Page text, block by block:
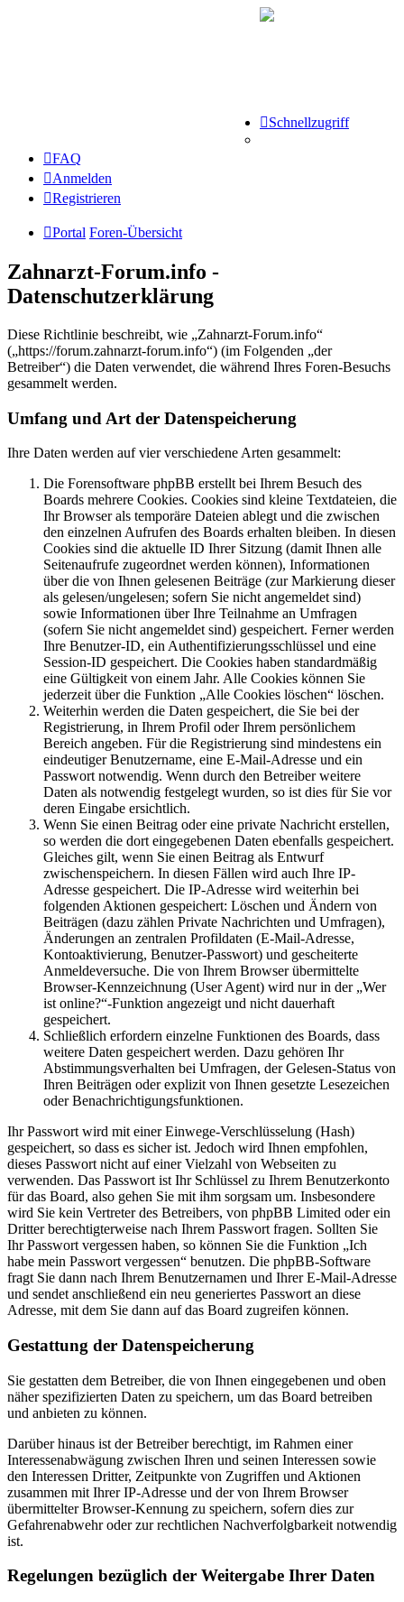
Schnellzugriff
FAQ
Anmelden
Registrieren
Portal Foren-Übersicht
Zahnarzt-Forum.info -
Datenschutzerklärung
Diese Richtlinie beschreibt, wie „Zahnarzt-Forum.info“
(„https://forum.zahnarzt-forum.info“) (im Folgenden „der
Betreiber“) die Daten verwendet, die während Ihres Foren-Besuchs
gesammelt werden.
Umfang und Art der Datenspeicherung
Ihre Daten werden auf vier verschiedene Arten gesammelt:
Die Forensoftware phpBB erstellt bei Ihrem Besuch des
Boards mehrere Cookies. Cookies sind kleine Textdateien, die
Ihr Browser als temporäre Dateien ablegt und die zwischen
den einzelnen Aufrufen des Boards erhalten bleiben. In diesen
Cookies sind die aktuelle ID Ihrer Sitzung (damit Ihnen alle
Seitenaufrufe zugeordnet werden können), Informationen
über die von Ihnen gelesenen Beiträge (zur Markierung dieser
als gelesen/ungelesen; sofern Sie nicht angemeldet sind)
sowie Informationen über Ihre Teilnahme an Umfragen
(sofern Sie nicht angemeldet sind) gespeichert. Ferner werden
Ihre Benutzer-ID, ein Authentifizierungsschlüssel und eine
Session-ID gespeichert. Die Cookies haben standardmäßig
eine Gültigkeit von einem Jahr. Alle Cookies können Sie
jederzeit über die Funktion „Alle Cookies löschen“ löschen.
Weiterhin werden die Daten gespeichert, die Sie bei der
Registrierung, in Ihrem Profil oder Ihrem persönlichem
Bereich angeben. Für die Registrierung sind mindestens ein
eindeutiger Benutzername, eine E-Mail-Adresse und ein
Passwort notwendig. Wenn durch den Betreiber weitere
Daten als notwendig festgelegt wurden, so ist dies für Sie vor
deren Eingabe ersichtlich.
Wenn Sie einen Beitrag oder eine private Nachricht erstellen,
so werden die dort eingegebenen Daten ebenfalls gespeichert.
Gleiches gilt, wenn Sie einen Beitrag als Entwurf
zwischenspeichern. In diesen Fällen wird auch Ihre IP-
Adresse gespeichert. Die IP-Adresse wird weiterhin bei
folgenden Aktionen gespeichert: Löschen und Ändern von
Beiträgen (dazu zählen Private Nachrichten und Umfragen),
Änderungen an zentralen Profildaten (E-Mail-Adresse,
Kontoaktivierung, Benutzer-Passwort) und gescheiterte
Anmeldeversuche. Die von Ihrem Browser übermittelte
Browser-Kennzeichnung (User Agent) wird nur in der „Wer
ist online?“-Funktion angezeigt und nicht dauerhaft
gespeichert.
Schließlich erfordern einzelne Funktionen des Boards, dass
weitere Daten gespeichert werden. Dazu gehören Ihr
Abstimmungsverhalten bei Umfragen, der Gelesen-Status von
Ihren Beiträgen oder explizit von Ihnen gesetzte Lesezeichen
oder Benachrichtigungsfunktionen.
Ihr Passwort wird mit einer Einwege-Verschlüsselung (Hash)
gespeichert, so dass es sicher ist. Jedoch wird Ihnen empfohlen,
dieses Passwort nicht auf einer Vielzahl von Webseiten zu
verwenden. Das Passwort ist Ihr Schlüssel zu Ihrem Benutzerkonto
für das Board, also gehen Sie mit ihm sorgsam um. Insbesondere
wird Sie kein Vertreter des Betreibers, von phpBB Limited oder ein
Dritter berechtigterweise nach Ihrem Passwort fragen. Sollten Sie
Ihr Passwort vergessen haben, so können Sie die Funktion „Ich
habe mein Passwort vergessen“ benutzen. Die phpBB-Software
fragt Sie dann nach Ihrem Benutzernamen und Ihrer E-Mail-Adresse
und sendet anschließend ein neu generiertes Passwort an diese
Adresse, mit dem Sie dann auf das Board zugreifen können.
Gestattung der Datenspeicherung
Sie gestatten dem Betreiber, die von Ihnen eingegebenen und oben
näher spezifizierten Daten zu speichern, um das Board betreiben
und anbieten zu können.
Darüber hinaus ist der Betreiber berechtigt, im Rahmen einer
Interessenabwägung zwischen Ihren und seinen Interessen sowie
den Interessen Dritter, Zeitpunkte von Zugriffen und Aktionen
zusammen mit Ihrer IP-Adresse und der von Ihrem Browser
übermittelter Browser-Kennung zu speichern, sofern dies zur
Gefahrenabwehr oder zur rechtlichen Nachverfolgbarkeit notwendig
ist.
Regelungen bezüglich der Weitergabe Ihrer Daten